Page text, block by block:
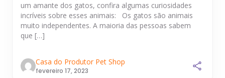
um amante dos gatos, confira algumas curiosidades
incríveis sobre esses animais: Os gatos são animais
muito independentes. A maioria das pessoas sabem
que […]
Casa do Produtor Pet Shop
fevereiro 17, 2023